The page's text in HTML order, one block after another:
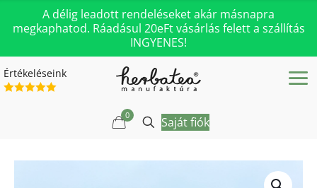
A délig leadott rendeléseket akár másnapra
megkaphatod. Ráadásul 20eFt vásárlás felett a szállítás
INGYENES!
Értékeléseink
0 Saját fiók